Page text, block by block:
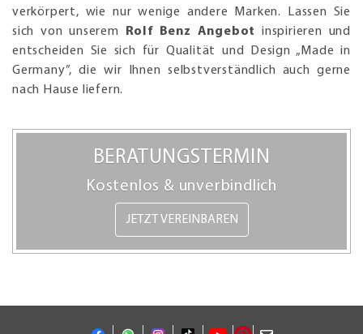
verkörpert, wie nur wenige andere Marken. Lassen Sie
sich von unserem
Rolf Benz Angebot
inspirieren und
entscheiden Sie sich für Qualität und Design „Made in
Germany”, die wir Ihnen selbstverständlich auch gerne
nach Hause liefern.
BERATUNGSTERMIN
Kostenlos & unverbindlich
JETZT VEREINBAREN